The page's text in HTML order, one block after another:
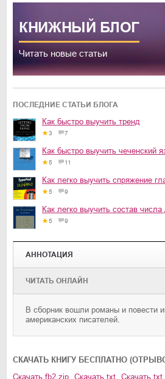
КНИЖНЫЙ БЛОГ
Читать новые статьи
ПОСЛЕДНИЕ СТАТЬИ БЛОГА
Как быстро выучить тренд
3 7
Как быстро выучить чеченский
5 11
Как легко выучить спряжение
5 9
Как легко выучить состав числа
5 9
АННОТАЦИЯ
ЧИТАТЬ ОНЛАЙН
В сборник вошли романы и повести
американских писателей.
CКАЧАТЬ КНИГУ БЕСПЛАТНО
Скачать fb2.zip Скачать txt Скачать